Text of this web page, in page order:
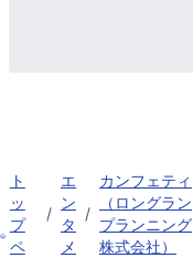
ト
ッ
プ
ペ
/
エ
ン
タ
メ
/
カンフェティ
（ロングラン
プランニング
株式会社）